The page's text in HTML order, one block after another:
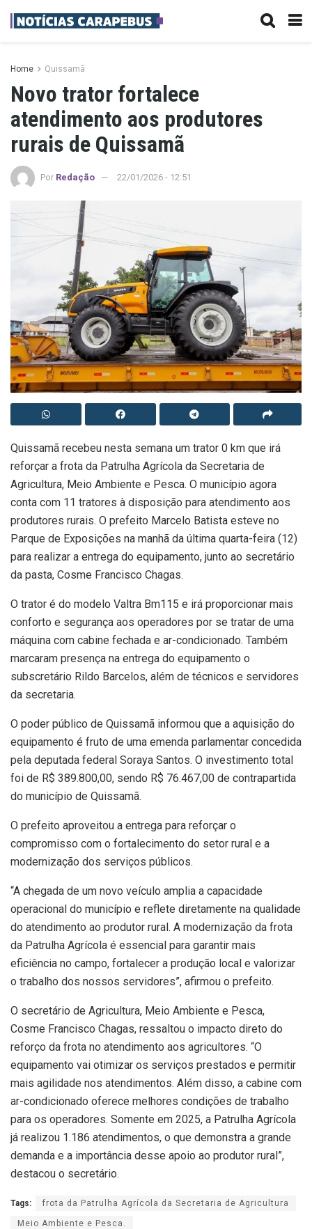
Home Quissamã
Novo trator fortalece
atendimento aos produtores
rurais de Quissamã
Por Redação 22/01/2026 - 12:51
Quissamã recebeu nesta semana um trator 0 km que irá
reforçar a frota da Patrulha Agrícola da Secretaria de
Agricultura, Meio Ambiente e Pesca. O município agora
conta com 11 tratores à disposição para atendimento aos
produtores rurais. O prefeito Marcelo Batista esteve no
Parque de Exposições na manhã da última quarta-feira (12)
para realizar a entrega do equipamento, junto ao secretário
da pasta, Cosme Francisco Chagas.
O trator é do modelo Valtra Bm115 e irá proporcionar mais
conforto e segurança aos operadores por se tratar de uma
máquina com cabine fechada e ar-condicionado. Também
marcaram presença na entrega do equipamento o
subscretário Rildo Barcelos, além de técnicos e servidores
da secretaria.
O poder público de Quissamã informou que a aquisição do
equipamento é fruto de uma emenda parlamentar concedida
pela deputada federal Soraya Santos. O investimento total
foi de R$ 389.800,00, sendo R$ 76.467,00 de contrapartida
do município de Quissamã.
O prefeito aproveitou a entrega para reforçar o
compromisso com o fortalecimento do setor rural e a
modernização dos serviços públicos.
“A chegada de um novo veículo amplia a capacidade
operacional do município e reflete diretamente na qualidade
do atendimento ao produtor rural. A modernização da frota
da Patrulha Agrícola é essencial para garantir mais
eficiência no campo, fortalecer a produção local e valorizar
o trabalho dos nossos servidores”, afirmou o prefeito.
O secretário de Agricultura, Meio Ambiente e Pesca,
Cosme Francisco Chagas, ressaltou o impacto direto do
reforço da frota no atendimento aos agricultores. “O
equipamento vai otimizar os serviços prestados e permitir
mais agilidade nos atendimentos. Além disso, a cabine com
ar-condicionado oferece melhores condições de trabalho
para os operadores. Somente em 2025, a Patrulha Agrícola
já realizou 1.186 atendimentos, o que demonstra a grande
demanda e a importância desse apoio ao produtor rural”,
destacou o secretário.
Tags: frota da Patrulha Agrícola da Secretaria de Agricultura
Meio Ambiente e Pesca.